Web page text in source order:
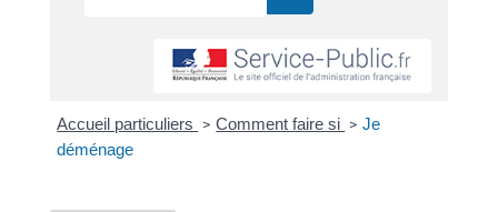
Accueil particuliers > Comment faire si > Je
déménage